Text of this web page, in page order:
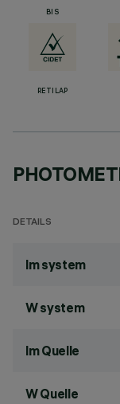
BIS
RETILAP
DETAILS
lm system
W system
lm Quelle
W Quelle